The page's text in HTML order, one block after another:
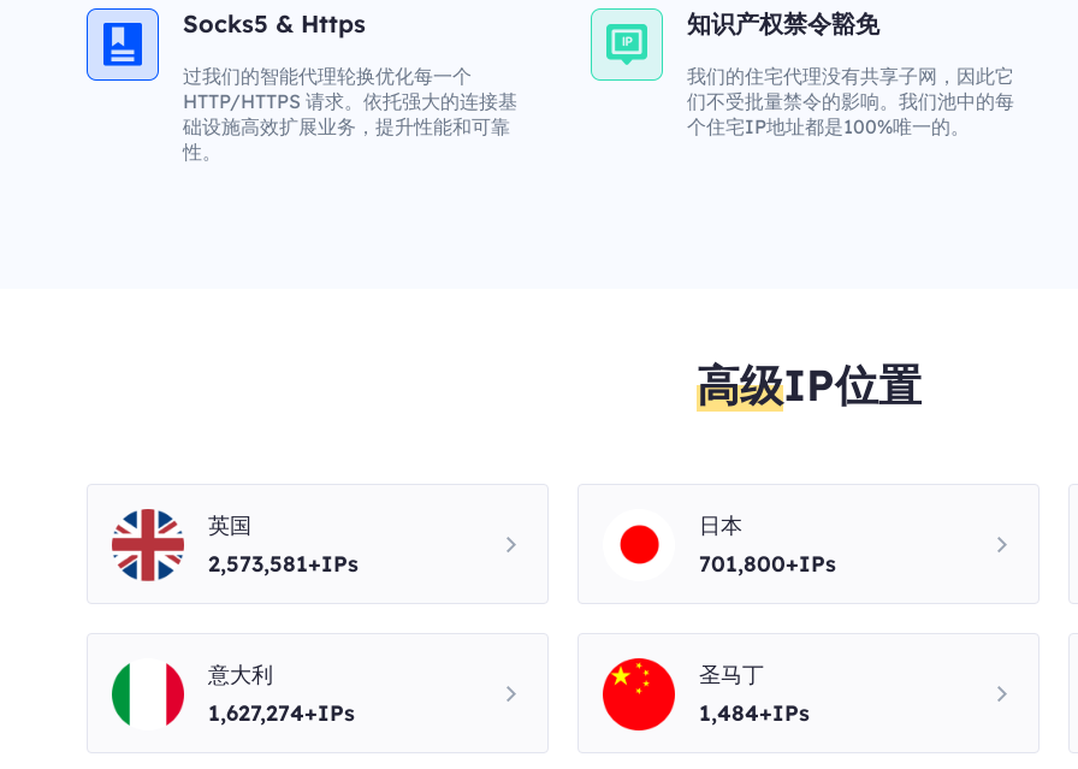
Socks5 & Https
过我们的智能代理轮换优化每一个
HTTP/HTTPS 请求。依托强大的连接基
础设施高效扩展业务，提升性能和可靠
性。
知识产权禁令豁免
我们的住宅代理没有共享子网，因此它
们不受批量禁令的影响。我们池中的每
个住宅IP地址都是100%唯一的。
高级IP位置
英国
2,573,581+IPs
日本
701,800+IPs
意大利
1,627,274+IPs
圣马丁
1,484+IPs